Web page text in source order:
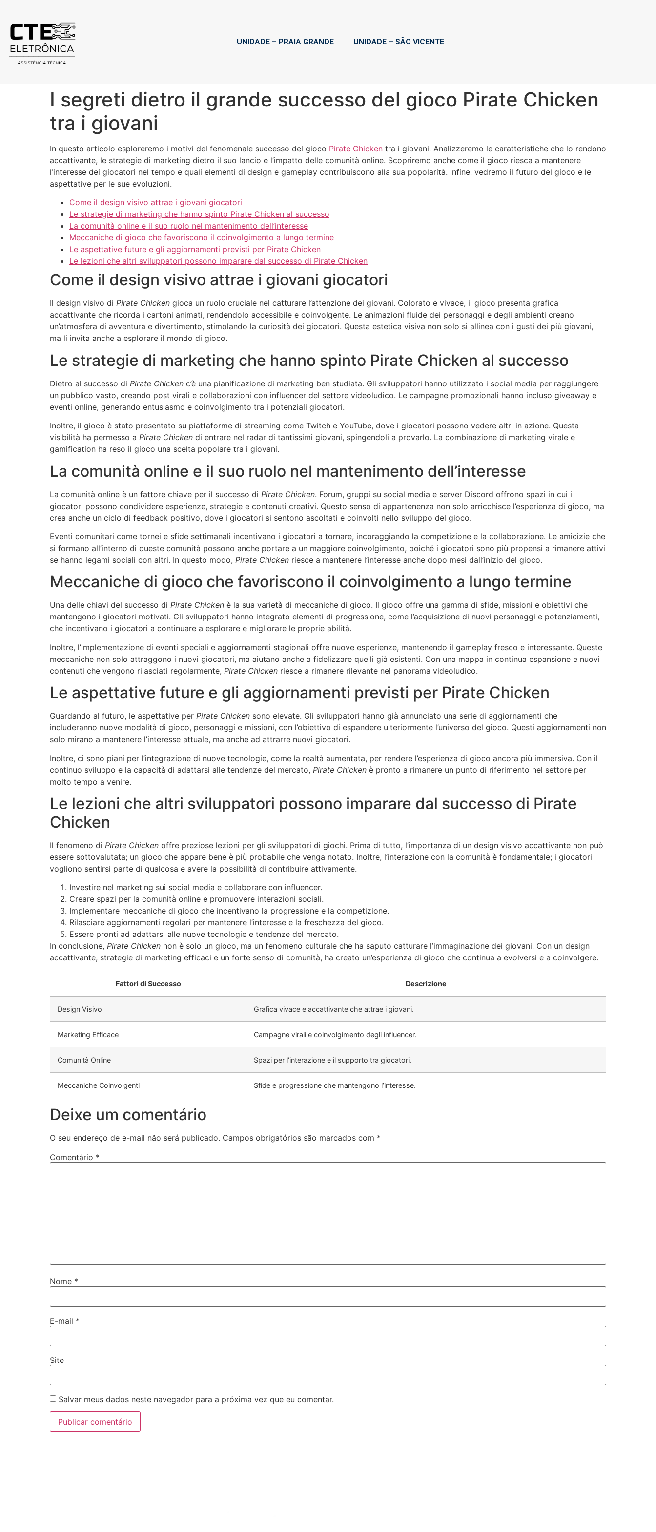
UNIDADE – PRAIA GRANDE UNIDADE – SÃO VICENTE
I segreti dietro il grande successo del gioco Pirate Chicken
tra i giovani
In questo articolo esploreremo i motivi del fenomenale successo del gioco Pirate Chicken tra i giovani. Analizzeremo le caratteristiche che lo rendono
accattivante, le strategie di marketing dietro il suo lancio e l’impatto delle comunità online. Scopriremo anche come il gioco riesca a mantenere
l’interesse dei giocatori nel tempo e quali elementi di design e gameplay contribuiscono alla sua popolarità. Infine, vedremo il futuro del gioco e le
aspettative per le sue evoluzioni.
Come il design visivo attrae i giovani giocatori
Le strategie di marketing che hanno spinto Pirate Chicken al successo
La comunità online e il suo ruolo nel mantenimento dell’interesse
Meccaniche di gioco che favoriscono il coinvolgimento a lungo termine
Le aspettative future e gli aggiornamenti previsti per Pirate Chicken
Le lezioni che altri sviluppatori possono imparare dal successo di Pirate Chicken
Come il design visivo attrae i giovani giocatori
Il design visivo di Pirate Chicken gioca un ruolo cruciale nel catturare l’attenzione dei giovani. Colorato e vivace, il gioco presenta grafica
accattivante che ricorda i cartoni animati, rendendolo accessibile e coinvolgente. Le animazioni fluide dei personaggi e degli ambienti creano
un’atmosfera di avventura e divertimento, stimolando la curiosità dei giocatori. Questa estetica visiva non solo si allinea con i gusti dei più giovani,
ma li invita anche a esplorare il mondo di gioco.
Le strategie di marketing che hanno spinto Pirate Chicken al successo
Dietro al successo di Pirate Chicken c’è una pianificazione di marketing ben studiata. Gli sviluppatori hanno utilizzato i social media per raggiungere
un pubblico vasto, creando post virali e collaborazioni con influencer del settore videoludico. Le campagne promozionali hanno incluso giveaway e
eventi online, generando entusiasmo e coinvolgimento tra i potenziali giocatori.
Inoltre, il gioco è stato presentato su piattaforme di streaming come Twitch e YouTube, dove i giocatori possono vedere altri in azione. Questa
visibilità ha permesso a Pirate Chicken di entrare nel radar di tantissimi giovani, spingendoli a provarlo. La combinazione di marketing virale e
gamification ha reso il gioco una scelta popolare tra i giovani.
La comunità online e il suo ruolo nel mantenimento dell’interesse
La comunità online è un fattore chiave per il successo di Pirate Chicken. Forum, gruppi su social media e server Discord offrono spazi in cui i
giocatori possono condividere esperienze, strategie e contenuti creativi. Questo senso di appartenenza non solo arricchisce l’esperienza di gioco, ma
crea anche un ciclo di feedback positivo, dove i giocatori si sentono ascoltati e coinvolti nello sviluppo del gioco.
Eventi comunitari come tornei e sfide settimanali incentivano i giocatori a tornare, incoraggiando la competizione e la collaborazione. Le amicizie che
si formano all’interno di queste comunità possono anche portare a un maggiore coinvolgimento, poiché i giocatori sono più propensi a rimanere attivi
se hanno legami sociali con altri. In questo modo, Pirate Chicken riesce a mantenere l’interesse anche dopo mesi dall’inizio del gioco.
Meccaniche di gioco che favoriscono il coinvolgimento a lungo termine
Una delle chiavi del successo di Pirate Chicken è la sua varietà di meccaniche di gioco. Il gioco offre una gamma di sfide, missioni e obiettivi che
mantengono i giocatori motivati. Gli sviluppatori hanno integrato elementi di progressione, come l’acquisizione di nuovi personaggi e potenziamenti,
che incentivano i giocatori a continuare a esplorare e migliorare le proprie abilità.
Inoltre, l’implementazione di eventi speciali e aggiornamenti stagionali offre nuove esperienze, mantenendo il gameplay fresco e interessante. Queste
meccaniche non solo attraggono i nuovi giocatori, ma aiutano anche a fidelizzare quelli già esistenti. Con una mappa in continua espansione e nuovi
contenuti che vengono rilasciati regolarmente, Pirate Chicken riesce a rimanere rilevante nel panorama videoludico.
Le aspettative future e gli aggiornamenti previsti per Pirate Chicken
Guardando al futuro, le aspettative per Pirate Chicken sono elevate. Gli sviluppatori hanno già annunciato una serie di aggiornamenti che
includeranno nuove modalità di gioco, personaggi e missioni, con l’obiettivo di espandere ulteriormente l’universo del gioco. Questi aggiornamenti non
solo mirano a mantenere l’interesse attuale, ma anche ad attrarre nuovi giocatori.
Inoltre, ci sono piani per l’integrazione di nuove tecnologie, come la realtà aumentata, per rendere l’esperienza di gioco ancora più immersiva. Con il
continuo sviluppo e la capacità di adattarsi alle tendenze del mercato, Pirate Chicken è pronto a rimanere un punto di riferimento nel settore per
molto tempo a venire.
Le lezioni che altri sviluppatori possono imparare dal successo di Pirate
Chicken
Il fenomeno di Pirate Chicken offre preziose lezioni per gli sviluppatori di giochi. Prima di tutto, l’importanza di un design visivo accattivante non può
essere sottovalutata; un gioco che appare bene è più probabile che venga notato. Inoltre, l’interazione con la comunità è fondamentale; i giocatori
vogliono sentirsi parte di qualcosa e avere la possibilità di contribuire attivamente.
Investire nel marketing sui social media e collaborare con influencer.
Creare spazi per la comunità online e promuovere interazioni sociali.
Implementare meccaniche di gioco che incentivano la progressione e la competizione.
Rilasciare aggiornamenti regolari per mantenere l’interesse e la freschezza del gioco.
Essere pronti ad adattarsi alle nuove tecnologie e tendenze del mercato.
In conclusione, Pirate Chicken non è solo un gioco, ma un fenomeno culturale che ha saputo catturare l’immaginazione dei giovani. Con un design
accattivante, strategie di marketing efficaci e un forte senso di comunità, ha creato un’esperienza di gioco che continua a evolversi e a coinvolgere.
Fattori di Successo Descrizione
Design Visivo Grafica vivace e accattivante che attrae i giovani.
Marketing Efficace Campagne virali e coinvolgimento degli influencer.
Comunità Online Spazi per l’interazione e il supporto tra giocatori.
Meccaniche Coinvolgenti Sfide e progressione che mantengono l’interesse.
Deixe um comentário
O seu endereço de e-mail não será publicado. Campos obrigatórios são marcados com *
Comentário *
Nome *
E-mail *
Site
Salvar meus dados neste navegador para a próxima vez que eu comentar.